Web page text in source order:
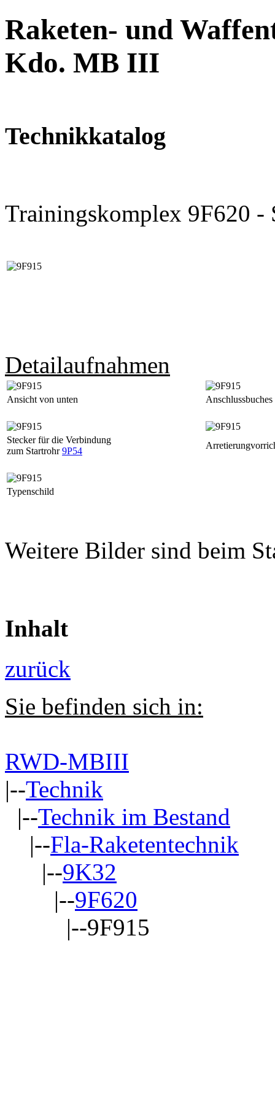
Raketen- und
Kdo. MB III
Technikkatalog
Trainingskomplex 9F620 -
Detailaufnahmen
Ansicht von unten
Stecker für die Verbindung
zum Startrohr9P54
Typenschild
Weitere Bilder sind beim
Inhalt
zurück
Sie befinden sich in:
RWD-MBIII
|--Technik
|--Technik im Bestand
|--Fla-Raketentechnik
|--9K32
|--9F620
|--9F915